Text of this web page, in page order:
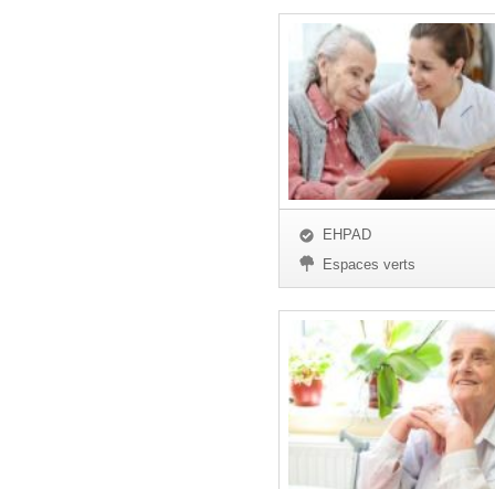
EHPAD
Espaces verts